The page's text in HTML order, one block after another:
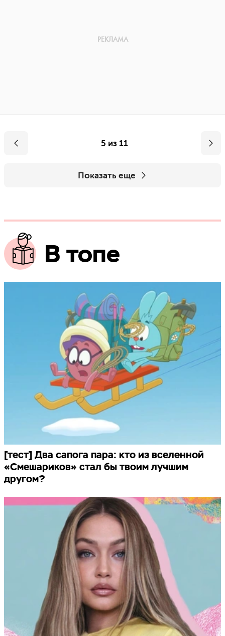
5 из 11
Показать еще
В топе
[тест] Два сапога пара: кто из вселенной
«Смешариков» стал бы твоим лучшим
другом?